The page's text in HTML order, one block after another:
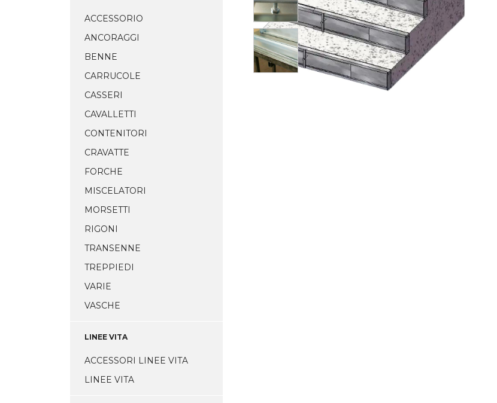
ACCESSORIO
ANCORAGGI
BENNE
CARRUCOLE
CASSERI
CAVALLETTI
CONTENITORI
CRAVATTE
FORCHE
MISCELATORI
MORSETTI
RIGONI
TRANSENNE
TREPPIEDI
VARIE
VASCHE
LINEE VITA
ACCESSORI LINEE VITA
LINEE VITA